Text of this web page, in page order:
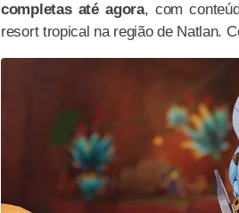
completas até agora, com
resort tropical na região de Natlan.